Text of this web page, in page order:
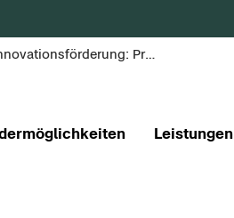
Regionale Innovationsförderung: Projektträger Jülich veröffentlicht Geschäftsbericht 2021
Leistungen